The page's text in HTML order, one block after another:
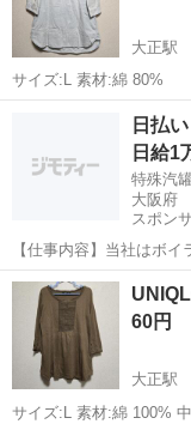
大正駅
サイズ:L 素材:綿 80% ポリエステル 20% シミ、色褪せがございま
す 中古品ですので神経
大阪市 大正
日払
日給1
特殊汽
大阪府
スポン
【仕事内容】当社はボ
で必要な配管やボイラー
当社工場内であたって
堂筋線の江坂駅からの徒
アルバイト・パート
60円
大正駅
サイズ:L 素材:綿 100% 中古品ですので神経質な方はご遠慮くださいま